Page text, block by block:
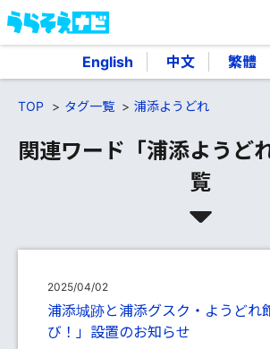
English 中文 繁體
TOP タグ一覧 浦添ようどれ
関連ワード「浦添ようど
覧
2025/04/02
浦添城跡と浦添グスク・ようどれ
び！」設置のお知らせ